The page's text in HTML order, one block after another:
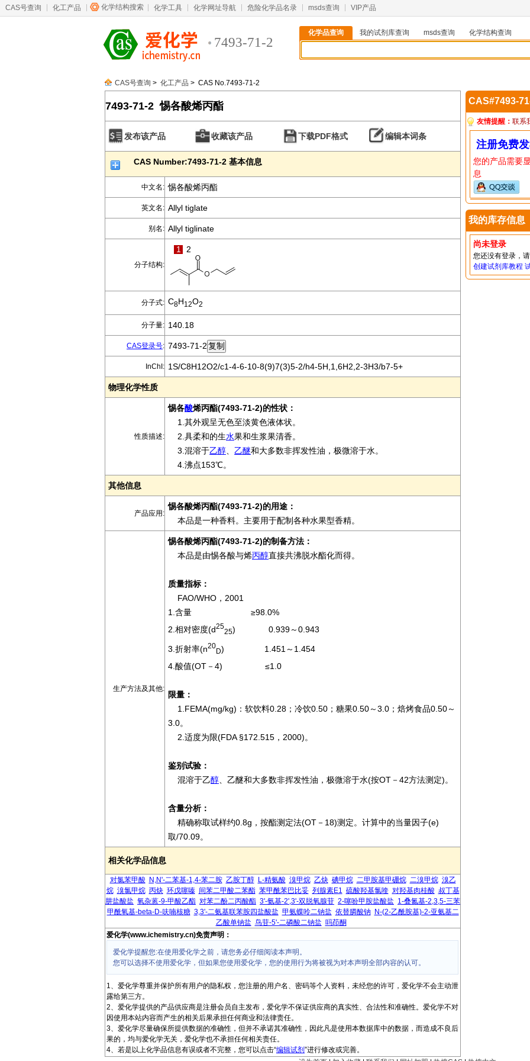
CAS号查询 化工产品 化学结构搜索 化学工具 化学网址导航 危险化学品名录 msds查询 VIP产品
7493-71-2
化学品查询 我的试剂库查询 msds查询
化学结构查询
CAS号查询 > 化工产品 > CAS No.7493-71-2
7493-71-2 惕各酸烯丙酯
发布该产品 收藏该产品 下载PDF格式 编辑本词条
CAS Number:7493-71-2 基本信息
中文名: 惕各酸烯丙酯
英文名: Allyl tiglate
别名: Allyl tiglinate
分子结构:
1 2
分子式: C8H12O2
分子量: 140.18
CAS登录号: 7493-71-2
InChI: 1S/C8H12O2/c1-4-6-10-8(9)7(3)5-2/h4-5H,1,6H2,2-3H3/b7-5+
物理化学性质
性质描述:
惕各酸烯丙酯(7493-71-2)的性状：
1.其外观呈无色至淡黄色液体状。
2.具柔和的生水果和生浆果清香。
3.混溶于乙醇 乙醚和大多数非挥发性油，极微溶于水。
4.沸点153℃。
其他信息
产品应用:
惕各酸烯丙酯(7493-71-2)的用途：
本品是一种香料。主要用于配制各种水果型香精。
生产方法及其他:
惕各酸烯丙酯(7493-71-2)的制备方法：
本品是由惕各酸与烯丙醇直接共沸脱水酯化而得。
质量指标：
FAO/WHO，2001
1.含量 ≥98.0%
2.相对密度(d25
25) 0.939～0.943
3.折射率(n20
D) 1.451～1.454
4.酸值(OT－4) ≤1.0
限量：
1.FEMA(mg/kg)：软饮料0.28；冷饮0.50；糖果0.50～3.0；焙烤食品0.50～
3.0。
2.适度为限(FDA §172.515，2000)。
鉴别试验：
混溶于乙醇 、乙醚和大多数非挥发性油，极微溶于水(按OT－42方法测定)。
含量分析：
精确称取试样约0.8g，按酯测定法(OT－18)测定。计算中的当量因子(e)
取/70.09。
相关化学品信息
对氯苯甲酸 N,N'-二苯基-1,4-苯二胺 乙胺丁醇 L-精氨酸 溴甲烷 乙炔 碘甲烷 二甲胺基甲硼烷 二溴甲烷 溴乙
烷 溴氯甲烷 丙炔 环戊噻嗪 间苯二甲酸二苯酯 苯甲酰苯巴比妥 列腺素E1 硫酸羟基氯喹 对羟基肉桂酸 叔丁基
肼盐酸盐 氧杂蒽-9-甲酸乙酯 对苯二酚二丙酸酯 3'-氨基-2',3'-双脱氧腺苷 2-噻吩甲胺盐酸盐 1-叠氮基-2,3,5-三苯
甲酰氧基-beta-D-呋喃核糖 3,3'-二氨基联苯胺四盐酸盐 甲氨蝶呤二钠盐 依替膦酸钠
N-(2-乙酰胺基)-2-亚氨基二
乙酸单钠盐 鸟苷-5'-二磷酸二钠盐 吗茚酮
爱化学(www.ichemistry.cn)免责声明：
爱化学提醒您:在使用爱化学之前，请您务必仔细阅读本声明。
您可以选择不使用爱化学，但如果您使用爱化学，您的使用行为将被视为对本声明全部内容的认可。
1、爱化学尊重并保护所有用户的隐私权，您注册的用户名、密码等个人资料，未经您的许可，爱化学不会主动泄
露给第三方。
2、爱化学提供的产品供应商是注册会员自主发布，爱化学不保证供应商的真实性、合法性和准确性。爱化学不对
因使用本站内容而产生的相关后果承担任何商业和法律责任。
3、爱化学尽量确保所提供数据的准确性，但并不承诺其准确性，因此凡是使用本数据库中的数据，而造成不良后
果的，均与爱化学无关，爱化学也不承担任何相关责任。
4、若是以上化学品信息有误或者不完整，您可以点击“编辑试剂 ”进行修改或完善。
CAS#7493-
友情提醒： 联系
注册免费
您的产品需要
息
我的库存信息
尚未登录
您还没有登录，
创建试剂库教程